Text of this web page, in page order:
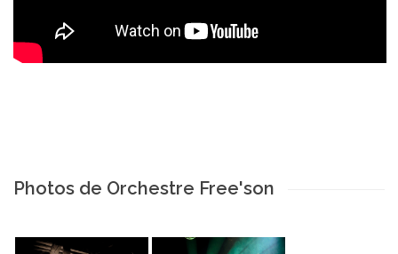
Photos de Orchestre Free'son